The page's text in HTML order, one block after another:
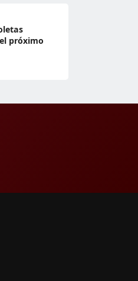
próximo